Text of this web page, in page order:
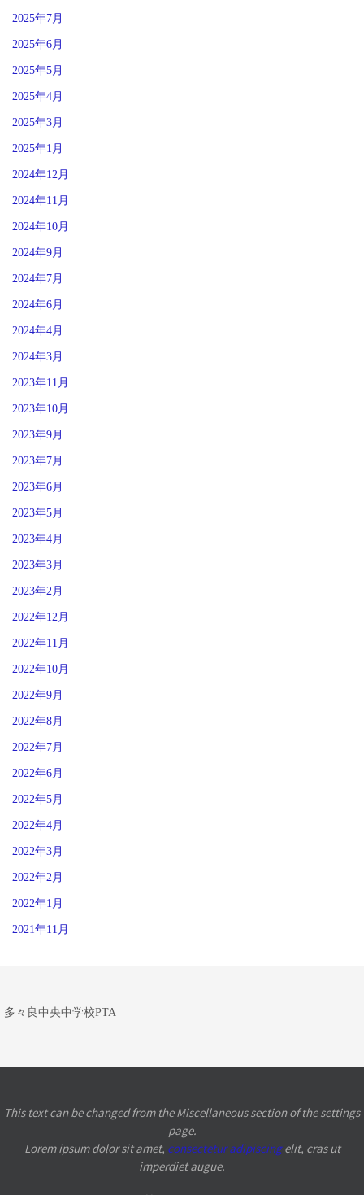
2025年7月
2025年6月
2025年5月
2025年4月
2025年3月
2025年1月
2024年12月
2024年11月
2024年10月
2024年9月
2024年7月
2024年6月
2024年4月
2024年3月
2023年11月
2023年10月
2023年9月
2023年7月
2023年6月
2023年5月
2023年4月
2023年3月
2023年2月
2022年12月
2022年11月
2022年10月
2022年9月
2022年8月
2022年7月
2022年6月
2022年5月
2022年4月
2022年3月
2022年2月
2022年1月
2021年11月
多々良中央中学校PTA
This text can be changed from the Miscellaneous section of the settings
page.
Lorem ipsumdolor sit amet, consectetur adipiscingelit, cras ut
imperdiet augue.